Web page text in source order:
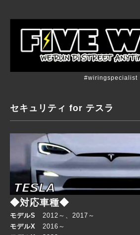
#wiringspecialist
セキュリティ for テスラ
◆対応車種◆
モデルS 2012～、2017～
モデルX 2016～